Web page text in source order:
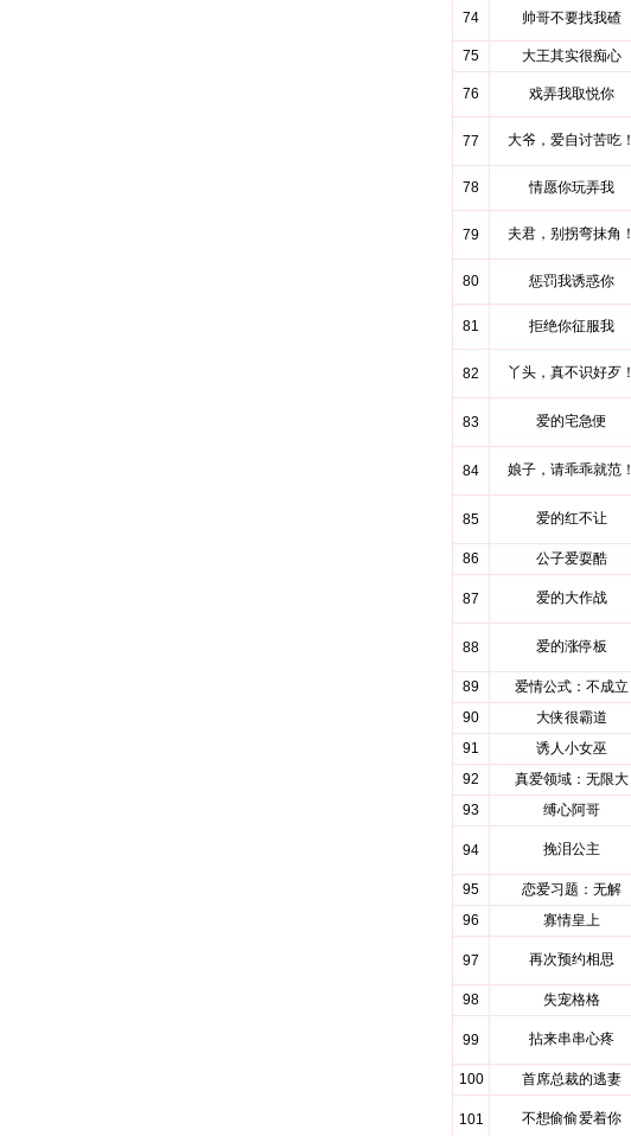
74 帅哥不要找我碴
75 大王其实很痴心
76 戏弄我取悦你
77 大爷，爱自讨苦吃！
78 情愿你玩弄我
79 夫君，别拐弯抹角！
80 惩罚我诱惑你
81 拒绝你征服我
82 丫头，真不识好歹！
83 爱的宅急便
84 娘子，请乖乖就范！
85 爱的红不让
86 公子爱耍酷
87 爱的大作战
88 爱的涨停板
89 爱情公式：不成立
90
大侠很霸道
91
诱人小女巫
92
真爱领域：无限大
93
缚心阿哥
94 挽泪公主
95 恋爱习题：无解
96
寡情皇上
97 再次预约相思
98 失宠格格
99 拈来串串心疼
100 首席总裁的逃妻
101 不想偷偷爱着你